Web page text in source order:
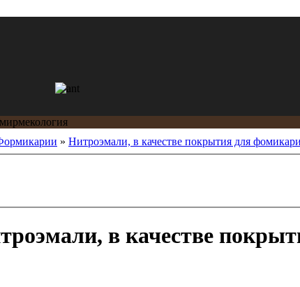
» Нитроэмали, в качестве покрытия для
в качестве